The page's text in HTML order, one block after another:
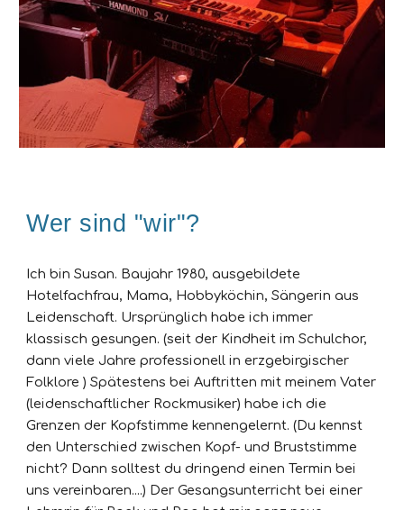
Wer sind "wir"?
Ich bin Susan. Baujahr 1980, ausgebildete
Hotelfachfrau, Mama, Hobbyköchin, Sängerin aus
Leidenschaft. Ursprünglich habe ich immer
klassisch gesungen. (seit der Kindheit im Schulchor,
dann viele Jahre professionell in erzgebirgischer
Folklore ) Spätestens bei Auftritten mit meinem Vater
(leidenschaftlicher Rockmusiker) habe ich die
Grenzen der Kopfstimme kennengelernt. (Du kennst
den Unterschied zwischen Kopf- und Bruststimme
nicht? Dann solltest du dringend einen Termin bei
uns vereinbaren....) Der Gesangsunterricht bei einer